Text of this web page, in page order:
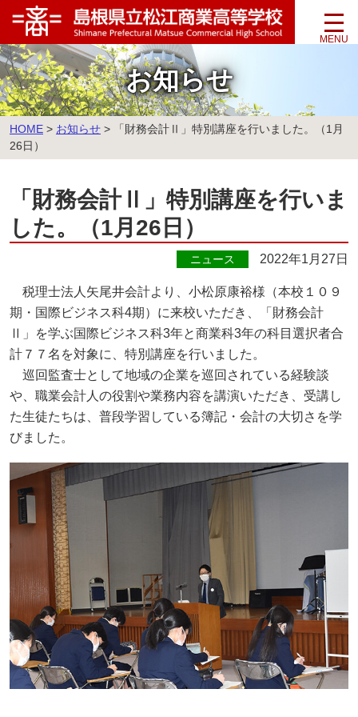
このページの本文へ
お知らせ
こ
の
ペ
位
置:
HOME > お知らせ >
「財務会計Ⅱ」特別講座を行いました。（1月
26日）
「財務会計Ⅱ」特別講座を行いま
した。（1月26日）
ニュース 2022年1月27日
税理士法人矢尾井会計より、小松原康裕様（本校１０９
期・国際ビジネス科4期）に来校いただき、「財務会計
Ⅱ」を学ぶ国際ビジネス科3年と商業科3年の科目選択者合
計７７名を対象に、特別講座を行いました。
巡回監査士として地域の企業を巡回されている経験談
や、職業会計人の役割や業務内容を講演いただき、受講し
た生徒たちは、普段学習している簿記・会計の大切さを学
びました。